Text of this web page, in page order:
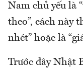
Nam chủ yếu là
theo”, cách này
nhét” hoặc là
Trước đây Nhật